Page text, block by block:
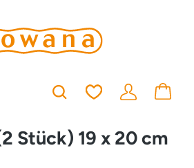
Du hast 0
Stück) 19 x 20 cm